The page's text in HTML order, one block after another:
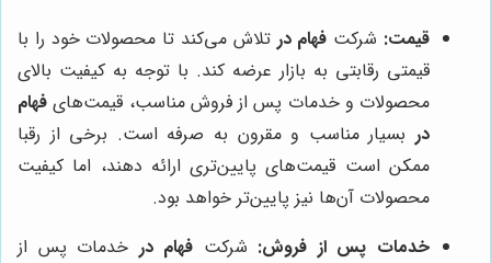
قیمت: شرکت فهام در تلاش می‌کند تا محصولات خود را با
قیمتی رقابتی به بازار عرضه کند. با توجه به کیفیت بالای
محصولات و خدمات پس از فروش مناسب، قیمت‌های فهام
در بسیار مناسب و مقرون به صرفه است. برخی از رقبا
ممکن است قیمت‌های پایین‌تری ارائه دهند، اما کیفیت
محصولات آن‌ها نیز پایین‌تر خواهد بود.
خدمات پس از فروش: شرکت فهام در خدمات پس از